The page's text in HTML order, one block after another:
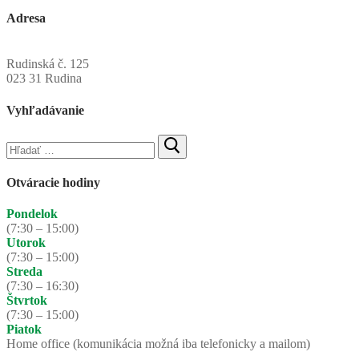
Adresa
Rudinská č. 125
023 31 Rudina
Vyhľadávanie
Hľadať:
Otváracie hodiny
Pondelok
(7:30 – 15:00)
Utorok
(7:30 – 15:00)
Streda
(7:30 – 16:30)
Štvrtok
(7:30 – 15:00)
Piatok
Home office (komunikácia možná iba telefonicky a mailom)